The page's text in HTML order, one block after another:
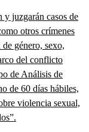
y juzgarán casos de
otros crímenes
género, sexo,
del conflicto
de Análisis de
de 60 días hábiles,
violencia sexual,